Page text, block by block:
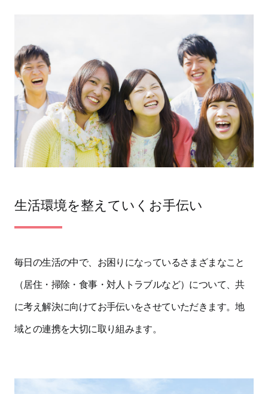
生活環境を整えていくお手伝い
毎日の生活の中で、お困りになっているさまざまなこと
（居住・掃除・食事・対人トラブルなど）について、共
に考え解決に向けてお手伝いをさせていただきます。地
域との連携を大切に取り組みます。